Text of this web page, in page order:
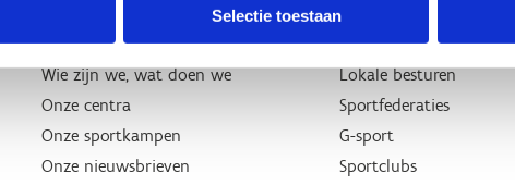
Selectie toestaan
Wie zijn we, wat doen we
Onze centra
Onze sportkampen
Onze nieuwsbrieven
Lokale besturen
Sportfederaties
G-sport
Sportclubs